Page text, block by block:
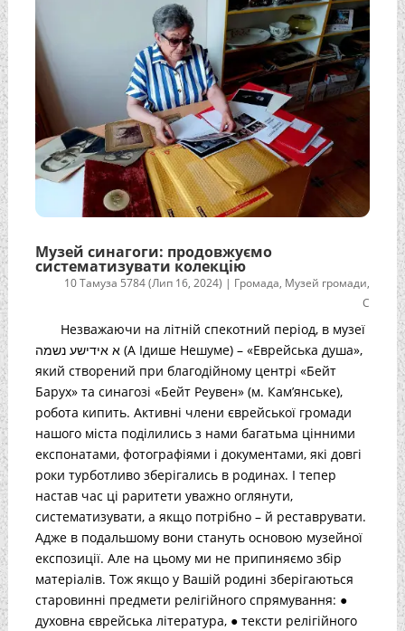
Музей синагоги: продовжуємо
систематизувати колекцію
10 Тамуза 5784 (Лип 16, 2024) | Громада, Музей громади,
С
Незважаючи на літній спекотний період, в музеї
א אידישע נשמה (А Ідише Нешуме) – «Еврейська душа»,
який створений при благодійному центрі «Бейт
Барух» та синагозі «Бейт Реувен» (м. Кам’янське),
робота кипить. Активні члени єврейської громади
нашого міста поділились з нами багатьма цінними
експонатами, фотографіями і документами, які довгі
роки турботливо зберігались в родинах. І тепер
настав час ці раритети уважно оглянути,
систематизувати, а якщо потрібно – й реставрувати.
Адже в подальшому вони стануть основою музейної
експозиції. Але на цьому ми не припиняємо збір
матеріалів. Тож якщо у Вашій родині зберігаються
старовинні предмети релігійного спрямування: ●
духовна єврейська література, ● тексти релігійного